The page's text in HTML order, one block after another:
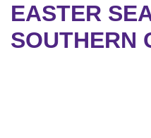
EASTER
SOUTHERN